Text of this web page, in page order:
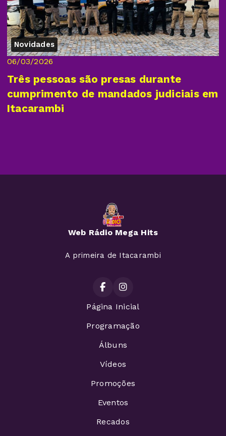
Novidades
06/03/2026
Três pessoas são presas durante
cumprimento de mandados judiciais em
Itacarambi
Web Rádio Mega Hits
A primeira de Itacarambi
Página Inicial
Programação
Álbuns
Vídeos
Promoções
Eventos
Recados